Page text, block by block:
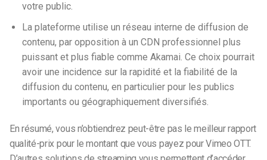
votre public.
La plateforme utilise un réseau interne de diffusion de
contenu, par opposition à un CDN professionnel plus
puissant et plus fiable comme Akamai. Ce choix pourrait
avoir une incidence sur la rapidité et la fiabilité de la
diffusion du contenu, en particulier pour les publics
importants ou géographiquement diversifiés.
En résumé, vous n’obtiendrez peut-être pas le meilleur rapport
qualité-prix pour le montant que vous payez pour Vimeo OTT.